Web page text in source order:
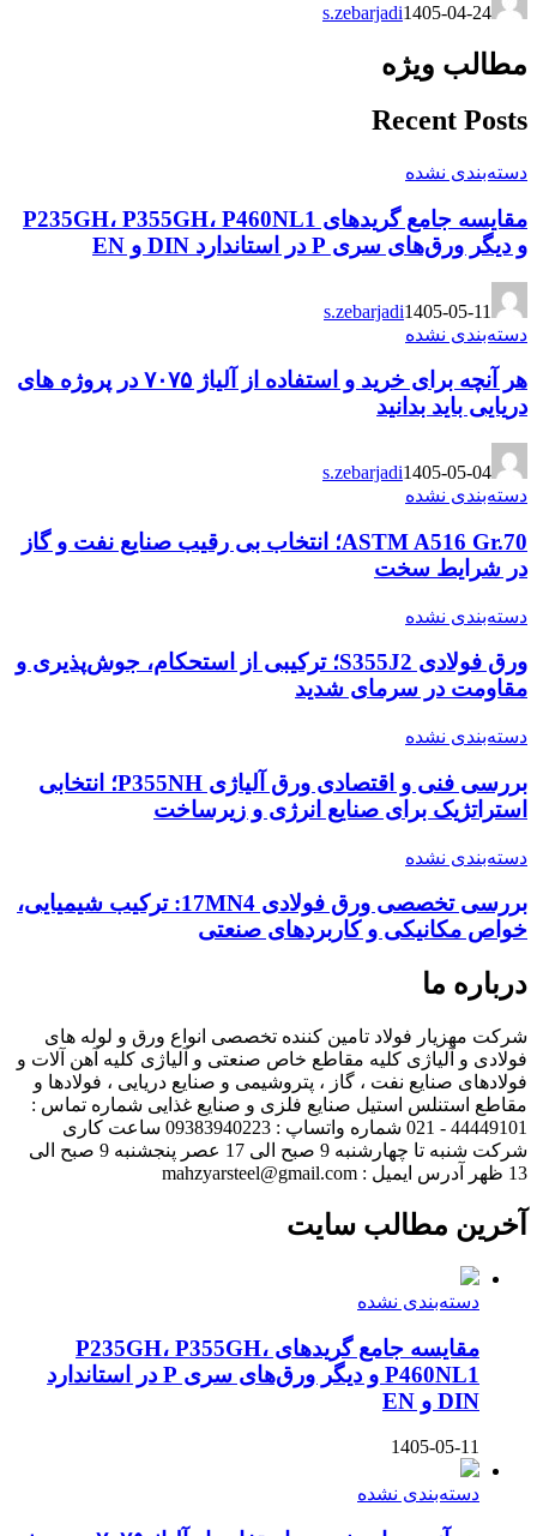
s.zebarjadi1405-04-24
مطالب ویژه
Recent Posts
دسته‌بندی نشده
مقایسه جامع گریدهای P235GH، P355GH، P460NL1
و دیگر ورق‌های سری P در استاندارد DIN و EN
s.zebarjadi1405-05-11
دسته‌بندی نشده
هر آنچه برای خرید و استفاده از آلیاژ ۷۰۷۵ در پروژه های
دریایی باید بدانید
s.zebarjadi1405-05-04
دسته‌بندی نشده
ASTM A516 Gr.70؛ انتخاب بی رقیب صنایع نفت و گاز
در شرایط سخت
دسته‌بندی نشده
ورق فولادی S355J2؛ ترکیبی از استحکام، جوش‌پذیری و
مقاومت در سرمای شدید
دسته‌بندی نشده
بررسی فنی و اقتصادی ورق آلیاژی P355NH؛ انتخابی
استراتژیک برای صنایع انرژی و زیرساخت
دسته‌بندی نشده
بررسی تخصصی ورق فولادی 17MN4: ترکیب شیمیایی،
خواص مکانیکی و کاربردهای صنعتی
درباره ما
شرکت مهزیار فولاد تامین کننده تخصصی انواع ورق و لوله های
فولادی و آلیاژی کلیه مقاطع خاص صنعتی و آلیاژی کلیه آهن آلات و
فولادهای صنایع نفت ، گاز ، پتروشیمی و صنایع دریایی ، فولادها و
مقاطع استنلس استیل صنایع فلزی و صنایع غذایی شماره تماس :
44449101 - 021 شماره واتساپ : 09383940223 ساعت کاری
شرکت شنبه تا چهارشنبه 9 صبح الی 17 عصر پنجشنبه 9 صبح الی
13 ظهر آدرس ایمیل : mahzyarsteel@gmail.com
آخرین مطالب سایت
دسته‌بندی نشده
مقایسه جامع گریدهای P235GH، P355GH،
P460NL1 و دیگر ورق‌های سری P در استاندارد
DIN و EN
1405-05-11
دسته‌بندی نشده